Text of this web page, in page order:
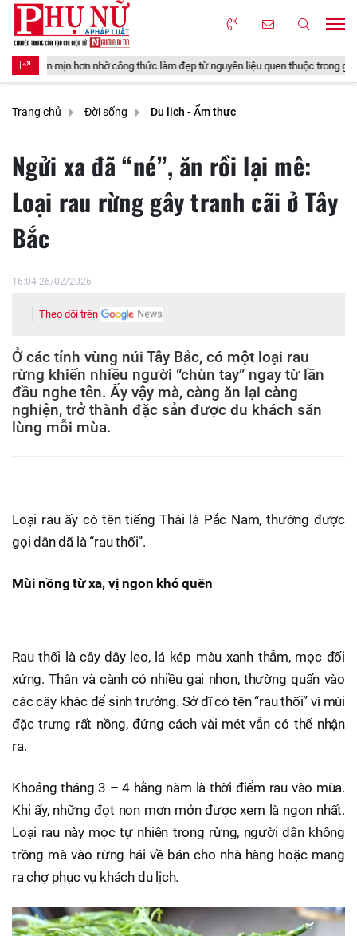
thức làm đẹp từ nguyên liệu quen thuộc trong gian bếp 4 món
Trang chủ Đời sống Du lịch - Ẩm thực
Ngửi xa đã “né”, ăn rồi lại mê:
Loại rau rừng gây tranh cãi ở Tây
Bắc
16:04 26/02/2026
Theo dõi trên
Ở các tỉnh vùng núi Tây Bắc, có một loại rau
rừng khiến nhiều người “chùn tay” ngay từ lần
đầu nghe tên. Ấy vậy mà, càng ăn lại càng
nghiện, trở thành đặc sản được du khách săn
lùng mỗi mùa.
Loại rau ấy có tên tiếng Thái là Pắc Nam, thường được
gọi dân dã là “rau thối”.
Mùi nồng từ xa, vị ngon khó quên
Rau thối là cây dây leo, lá kép màu xanh thẫm, mọc đối
xứng. Thân và cành có nhiều gai nhọn, thường quấn vào
các cây khác để sinh trưởng. Sở dĩ có tên “rau thối” vì mùi
đặc trưng rất nồng, đứng cách vài mét vẫn có thể nhận
ra.
Khoảng tháng 3 – 4 hằng năm là thời điểm rau vào mùa.
Khi ấy, những đọt non mơn mởn được xem là ngon nhất.
Loại rau này mọc tự nhiên trong rừng, người dân không
trồng mà vào rừng hái về bán cho nhà hàng hoặc mang
ra chợ phục vụ khách du lịch.